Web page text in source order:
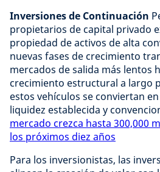
Inversiones de Continuación
propietarios de capital privado
propiedad de activos de alta
nuevas fases de crecimiento
mercados de salida más lentos
crecimiento estructural a largo
estos vehículos se conviertan
liquidez establecida y
mercado crezca hasta 300,000
los próximos diez años
Para los inversionistas, las